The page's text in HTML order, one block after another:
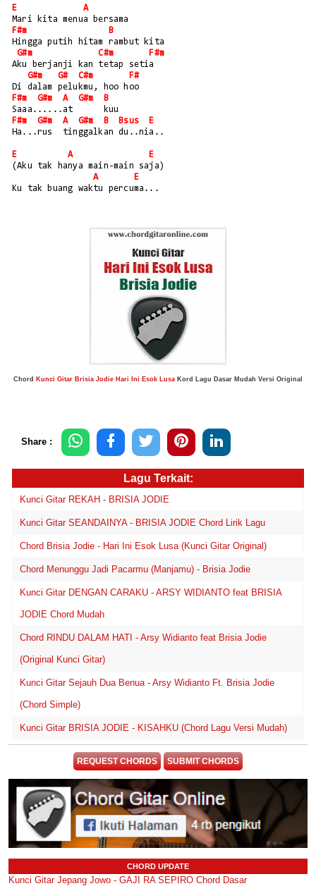
E
A
Mari kita menua bersama
F#m
B
Hingga putih hitam rambut kita
G#m
C#m
F#m
Aku berjanji kan tetap setia
G#m
G# C#m
F#
Di dalam pelukmu, hoo hoo
F#m
G#m A G#m
B
Saaa......at      kuu
F#m
G#m A G#m B Bsus
E
Ha...rus  tinggalkan du..nia..
E A
E
(Aku tak hanya main-main saja)
A
E
Ku tak buang waktu percuma...
Chord Kunci Gitar Brisia Jodie Hari Ini Esok Lusa Kord Lagu Dasar Mudah Versi Original
Share :
Lagu Terkait:
Kunci Gitar REKAH - BRISIA JODIE
Kunci Gitar SEANDAINYA - BRISIA JODIE Chord Lirik Lagu
Chord Brisia Jodie - Hari Ini Esok Lusa (Kunci Gitar Original)
Chord Menunggu Jadi Pacarmu (Manjamu) - Brisia Jodie
Kunci Gitar DENGAN CARAKU - ARSY WIDIANTO feat BRISIA
JODIE Chord Mudah
Chord RINDU DALAM HATI - Arsy Widianto feat Brisia Jodie
(Original Kunci Gitar)
Kunci Gitar Sejauh Dua Benua - Arsy Widianto Ft. Brisia Jodie
(Chord Simple)
Kunci Gitar BRISIA JODIE - KISAHKU (Chord Lagu Versi Mudah)
REQUEST CHORDS SUBMIT CHORDS
CHORD UPDATE
Kunci Gitar Jepang Jowo - GAJI RA SEPIRO Chord Dasar